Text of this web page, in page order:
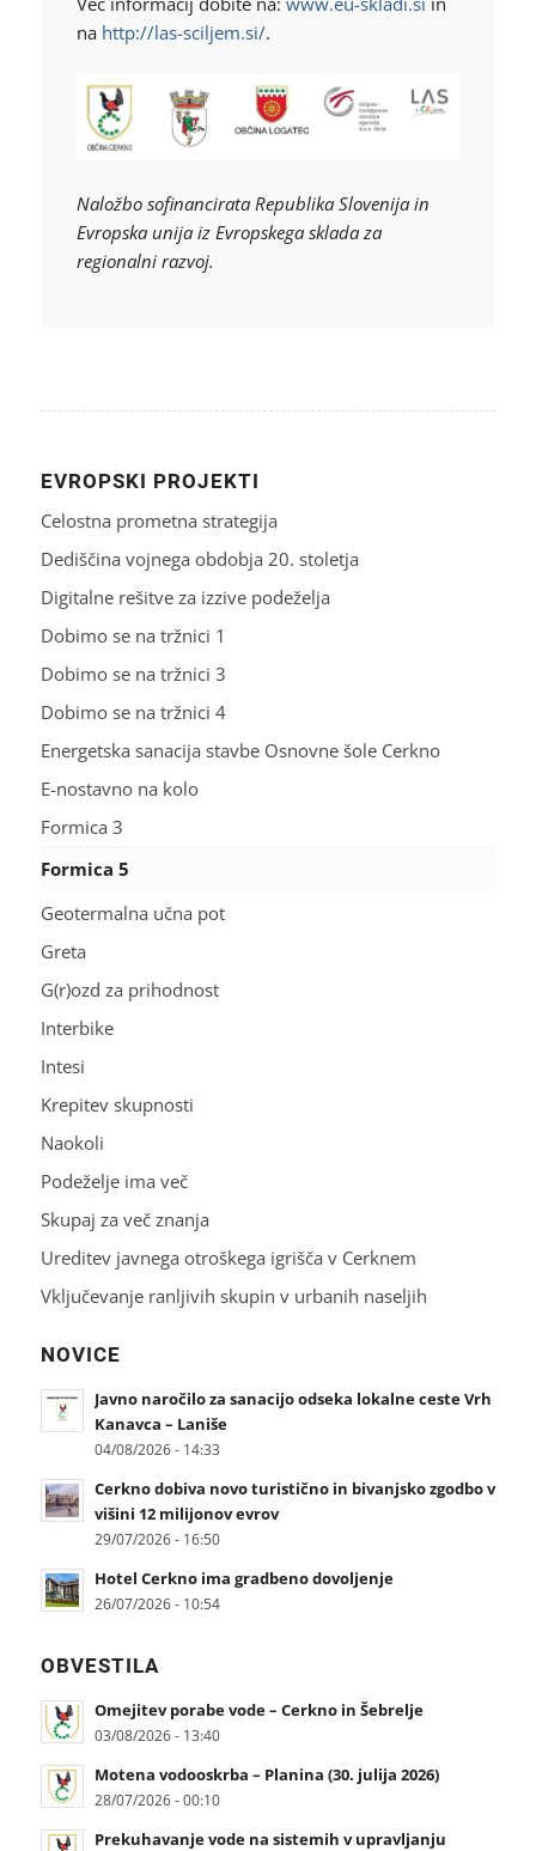
na http://las-sciljem.si/.
Naložbo sofinancirata Republika Slovenija in
Evropska unija iz Evropskega sklada za
regionalni razvoj.
EVROPSKI PROJEKTI
Celostna prometna strategija
Dediščina vojnega obdobja 20. stoletja
Digitalne rešitve za izzive podeželja
Dobimo se na tržnici 1
Dobimo se na tržnici 3
Dobimo se na tržnici 4
Energetska sanacija stavbe Osnovne šole Cerkno
E-nostavno na kolo
Formica 3
Formica 5
Geotermalna učna pot
Greta
G(r)ozd za prihodnost
Interbike
Intesi
Krepitev skupnosti
Naokoli
Podeželje ima več
Skupaj za več znanja
Ureditev javnega otroškega igrišča v Cerknem
Vključevanje ranljivih skupin v urbanih naseljih
NOVICE
Javno naročilo za sanacijo odseka lokalne ceste Vrh
Kanavca – Laniše
04/08/2026 - 14:33
Cerkno dobiva novo turistično in bivanjsko zgodbo v
višini 12 milijonov evrov
29/07/2026 - 16:50
Hotel Cerkno ima gradbeno dovoljenje
26/07/2026 - 10:54
OBVESTILA
Omejitev porabe vode – Cerkno in Šebrelje
03/08/2026 - 13:40
Motena vodooskrba – Planina (30. julija 2026)
28/07/2026 - 00:10
Prekuhavanje vode na sistemih v upravljanju